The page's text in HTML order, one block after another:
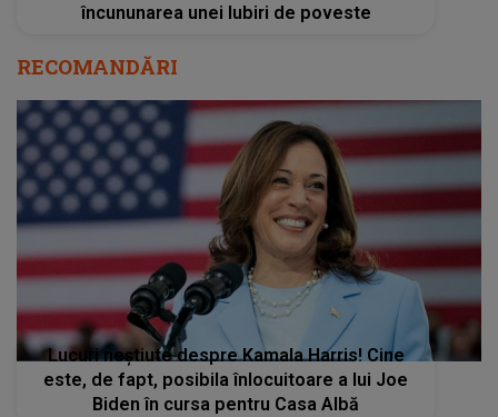
încununarea unei Iubiri de poveste
RECOMANDĂRI
Lucuri neștiute despre Kamala Harris! Cine
este, de fapt, posibila înlocuitoare a lui Joe
Biden în cursa pentru Casa Albă